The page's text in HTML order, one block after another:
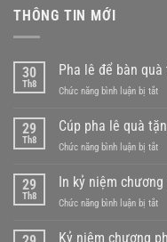
THÔNG TIN MỚI
30
Th8
Pha lê để bàn
Chức năng bình luận bị tắtở
lê
bàn
29
Th8
Cúp pha lê quà
Chức năng bình luận bị tắtở
lê
quà
sự
29
Th8
In kỷ niệm
Chức năng bình luận bị tắtở
kỷ
Kỷ niệm chương